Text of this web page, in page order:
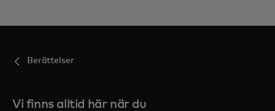
Berättelser
Vi finns alltid här när du